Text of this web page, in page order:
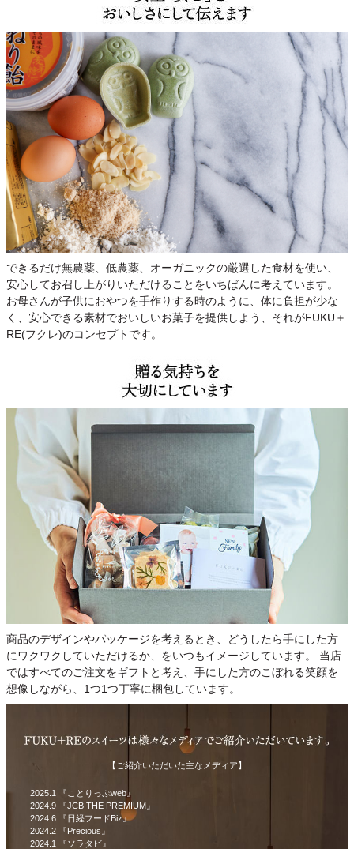
できるだけ無農薬、低農薬、オーガニックの厳選した食材を使い、
安心してお召し上がりいただけることをいちばんに考えています。
お母さんが子供におやつを手作りする時のように、体に負担が少な
く、安心できる素材でおいしいお菓子を提供しよう、それがFUKU＋
RE(フクレ)のコンセプトです。
商品のデザインやパッケージを考えるとき、どうしたら手にした方
にワクワクしていただけるか、をいつもイメージしています。 当店
ではすべてのご注文をギフトと考え、手にした方のこぼれる笑顔を
想像しながら、1つ1つ丁寧に梱包しています。
【ご紹介いただいた主なメディア】
2025.1 『ことりっぷweb』
2024.9 『JCB THE PREMIUM』
2024.6 『日経フードBiz』
2024.2 『Precious』
2024.1 『ソラタビ』